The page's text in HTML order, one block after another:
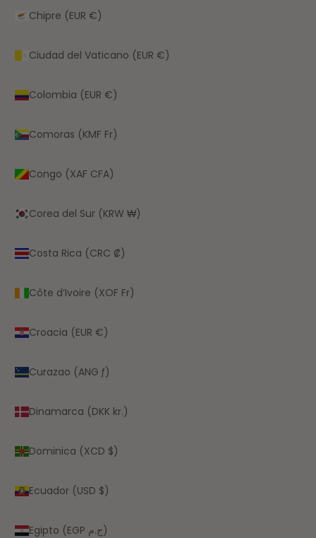
Chipre (EUR €)
Ciudad del Vaticano (EUR €)
Colombia (EUR €)
Comoras (KMF Fr)
Congo (XAF CFA)
Corea del Sur (KRW ₩)
Costa Rica (CRC ₡)
Côte d’Ivoire (XOF Fr)
Croacia (EUR €)
Curazao (ANG ƒ)
Dinamarca (DKK kr.)
Dominica (XCD $)
Ecuador (USD $)
Egipto (EGP ج.م)